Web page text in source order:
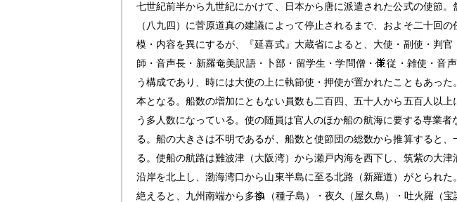
七世紀前半から九世紀にかけて、日本から唐に派遣された公式の使節
（八九四）に菅原道真の建議によって停止されるまで、およそ二十回
模・内容を異にするが、『延喜式』大蔵省によると、大使・副使・判
師・音声長・新羅奄美訳語・卜部・留学生・学問僧・
従・雑使・音
う構成であり、時には大使の上に執節使・押使が置かれたこともあっ
本となる。船数の増加にともない員数も二百四、五十人から五百人以
う多人数になっている。使の随員は官人のほか船の航海に要する専業
る。船の大きさは不明であるが、船数と使節団の総数から推算すると
る。使船の航路は難波津（大阪湾）から瀬戸内海を西下し、筑紫の大
沿岸を北上し、渤海湾口から山東半島に至る北路（新羅道）がとられ
絶えると、九州南端から多
（種子島）・夜久（屋久島）・吐火羅（